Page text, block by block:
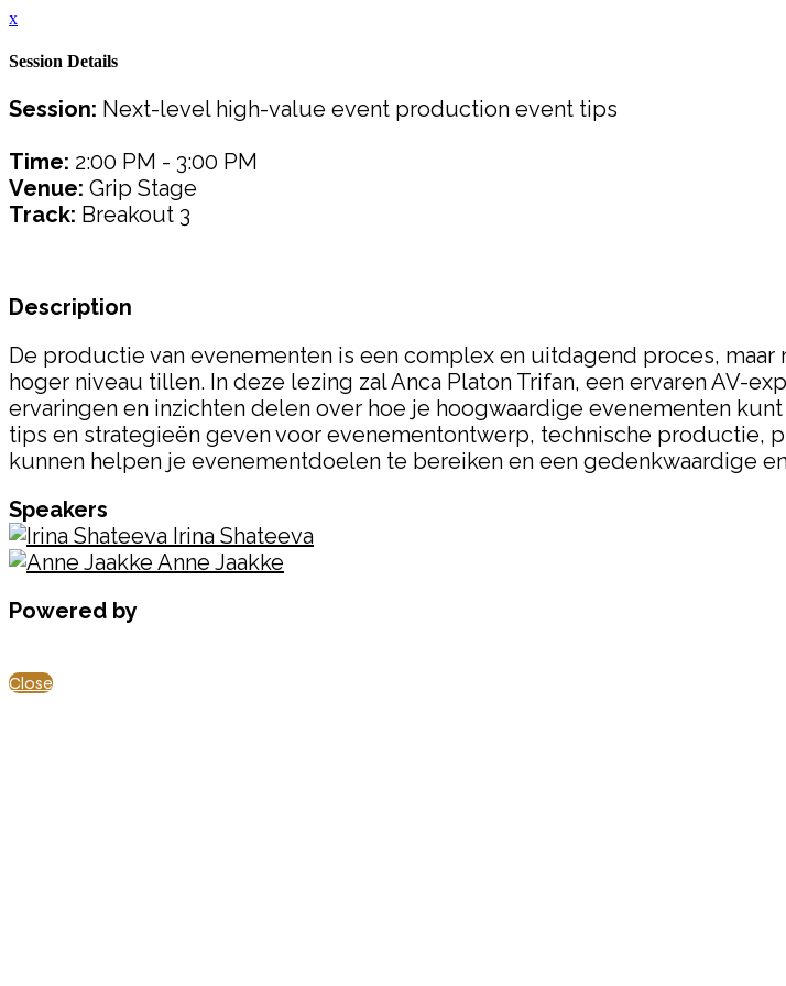
x
Session Details
Session: Next-level high-value event production event tips
Time: 2:00 PM - 3:00 PM
Venue: Grip Stage
Track: Breakout 3
Description
De productie van evenementen is een complex en uitdagend proces,
hoger niveau tillen. In deze lezing zal Anca Platon Trifan, een ervaren AV-
ervaringen en inzichten delen over hoe je hoogwaardige evenementen
tips en strategieën geven voor evenementontwerp, technische productie,
kunnen helpen je evenementdoelen te bereiken en een gedenkwaardige
Speakers
Irina Shateeva
Anne Jaakke
Powered by
Close